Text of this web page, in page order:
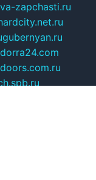
zapchasti.ru
gubernyan.ru